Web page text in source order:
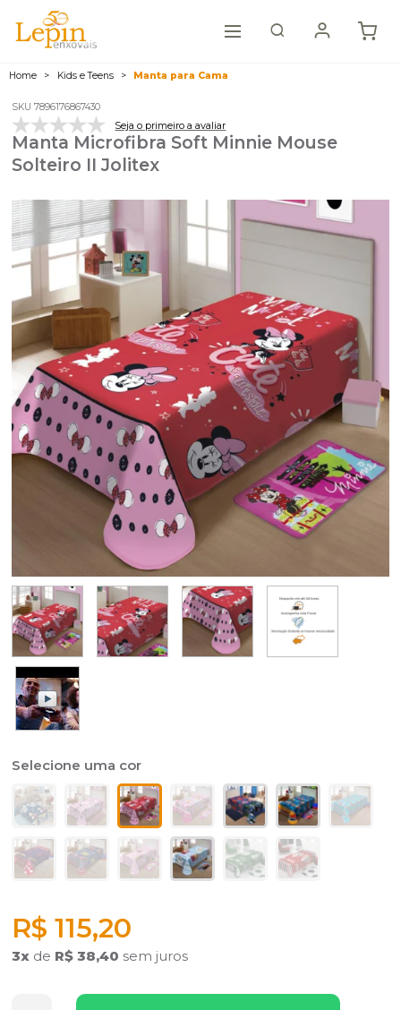
Home Kids e Teens Manta para Cama
SKU 7896176867430
Seja o primeiro a avaliar
Manta Microfibra Soft Minnie Mouse
Solteiro II Jolitex
R$ 115,20
3x de R$ 38,40 sem juros